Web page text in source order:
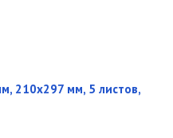
210х297 мм, 5 листов,